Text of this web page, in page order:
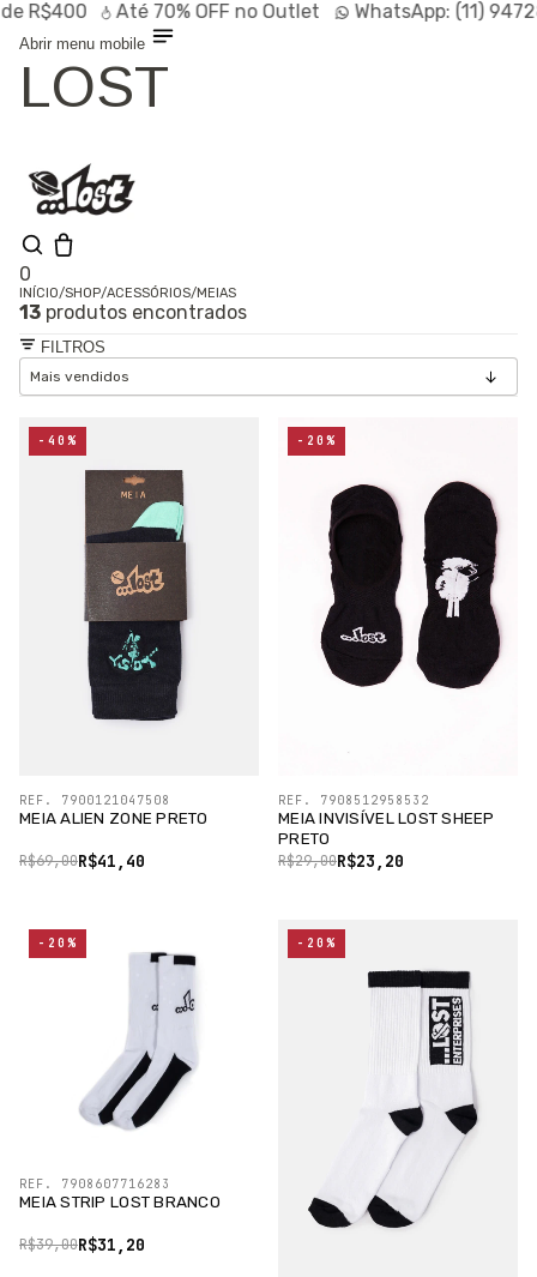
Até70% OFFno Outlet WhatsApp:(11) 94728-
Abrir menu mobile
LOST
0
Olá, visitante
Entrar /
Cadastrar
Shop
Linhas
Especiais
SALE
INÍCIO/SHOP/ACESSÓRIOS/MEIAS
13 produtos encontrados
FILTROS
MEIA ALIEN ZONE PRETO
R$41,40
R$69,00
REF. 7900121047508
-40%
MEIA INVISÍVEL LOST SHEEP
PRETO
R$23,20
R$29,00
REF. 7908512958532
-20%
MEIA STRIP LOST BRANCO
R$31,20
R$39,00
REF. 7908607716283
-20% -20%